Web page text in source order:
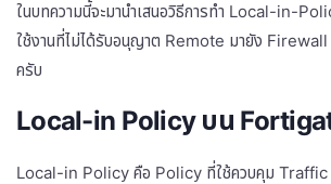
ในบทความนี้จะมานำเสนอวิธีการทำ Local-in-
ใช้งานที่ไม่ได้รับอนุญาต Remote มายัง
ครับ
Local-in Policy บน
Local-in Policy คือ Policy ที่ใช้ควบคุม Traffic